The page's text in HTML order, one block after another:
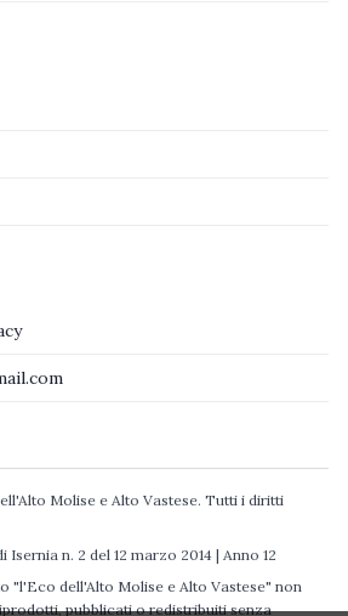
Molise e Alto Vastese. Tutti i diritti
n. 2 del 12 marzo 2014 | Anno 12
"l'Eco dell'Alto Molise e Alto Vastese" non
pubblicati o redistribuiti senza